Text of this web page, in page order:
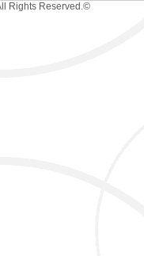
Rights Reserved.©